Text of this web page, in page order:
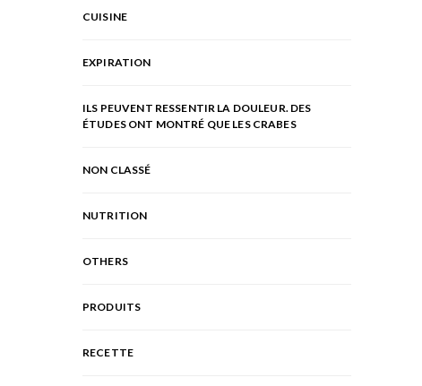
CUISINE
EXPIRATION
ILS PEUVENT RESSENTIR LA DOULEUR. DES
ÉTUDES ONT MONTRÉ QUE LES CRABES
NON CLASSÉ
NUTRITION
OTHERS
PRODUITS
RECETTE